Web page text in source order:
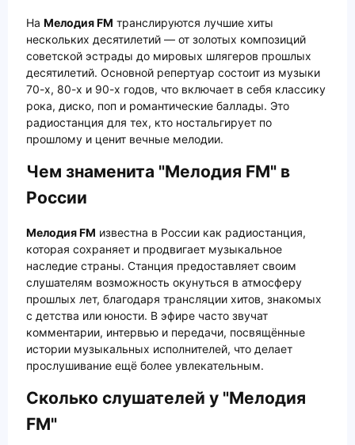
На Мелодия FM транслируются лучшие хиты
нескольких десятилетий — от золотых композиций
советской эстрады до мировых шлягеров прошлых
десятилетий. Основной репертуар состоит из музыки
70-х, 80-х и 90-х годов, что включает в себя классику
рока, диско, поп и романтические баллады. Это
радиостанция для тех, кто ностальгирует по
прошлому и ценит вечные мелодии.
Чем знаменита "Мелодия FM" в
России
Мелодия FM известна в России как радиостанция,
которая сохраняет и продвигает музыкальное
наследие страны. Станция предоставляет своим
слушателям возможность окунуться в атмосферу
прошлых лет, благодаря трансляции хитов, знакомых
с детства или юности. В эфире часто звучат
комментарии, интервью и передачи, посвящённые
истории музыкальных исполнителей, что делает
прослушивание ещё более увлекательным.
Сколько слушателей у "Мелодия
FM"